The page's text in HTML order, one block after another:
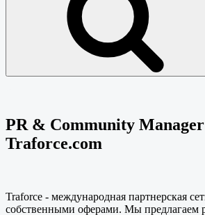
PR & Community
Traforce.com
Traforce - международная партнерская
собственными оферами. Мы предлагаем